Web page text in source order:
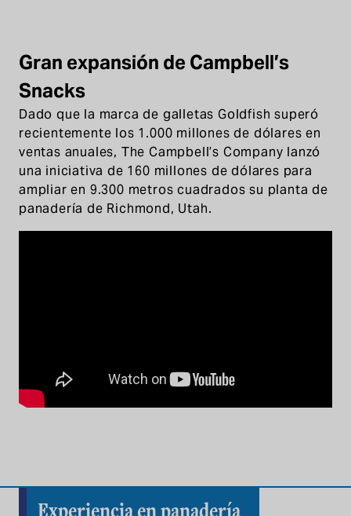
Gran expansión de Campbell’s
Snacks
Dado que la marca de galletas Goldfish superó
recientemente los 1.000 millones de dólares en
ventas anuales, The Campbell’s Company lanzó
una iniciativa de 160 millones de dólares para
ampliar en 9.300 metros cuadrados su planta de
panadería de Richmond, Utah.
Experiencia en panadería